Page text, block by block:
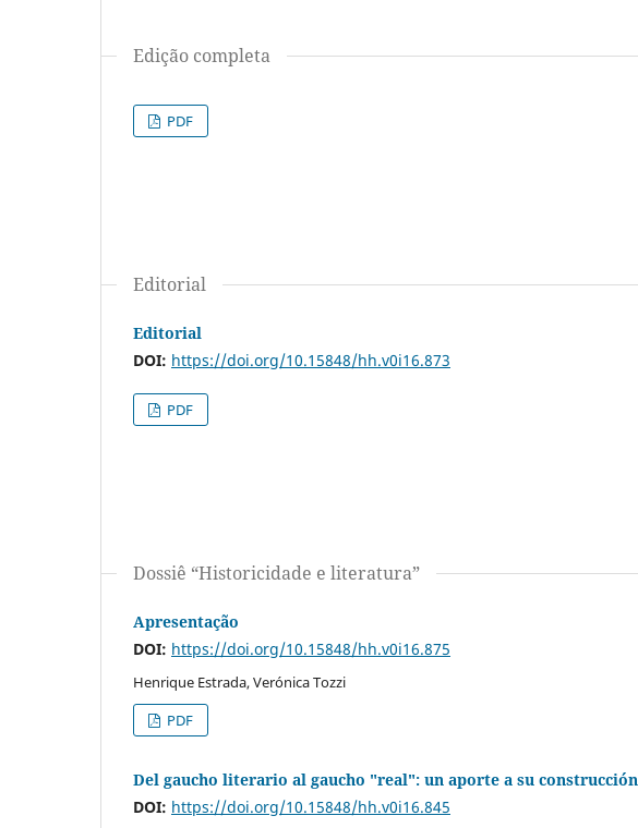
Edição completa
PDF
Editorial
Editorial
DOI: https://doi.org/10.15848/hh.v0i16.873
PDF
Dossiê “Historicidade e literatura”
Apresentação
DOI: https://doi.org/10.15848/hh.v0i16.875
Henrique Estrada, Verónica Tozzi
PDF
Del gaucho literario al gaucho "real": un aporte a su
DOI: https://doi.org/10.15848/hh.v0i16.845